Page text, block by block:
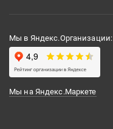
Мы в Яндекс.Организации:
Мы на Яндекс.Маркете